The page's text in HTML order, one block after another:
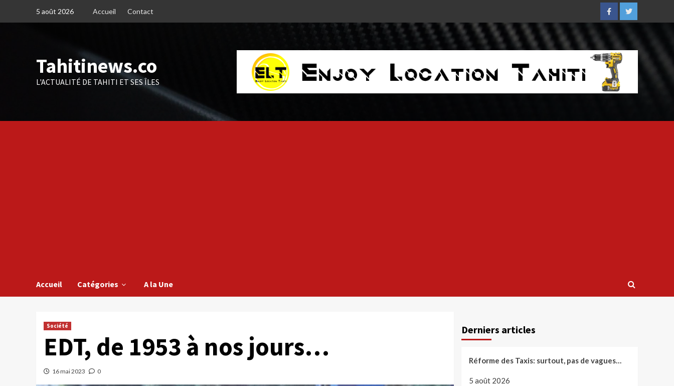
5 août 2026 Accueil Contact
FacebookTwitter
Tahitinews.co
L'ACTUALITÉ DE TAHITI ET SES ÎLES
Accueil Catégories A la Une
Société
EDT, de 1953 à nos jours…
16 mai 2023 0
Derniers articles
Réforme des Taxis: surtout, pas de vagues…
5 août 2026